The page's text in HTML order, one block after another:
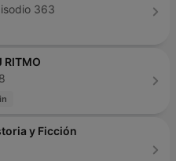
363
RITMO
y Ficción